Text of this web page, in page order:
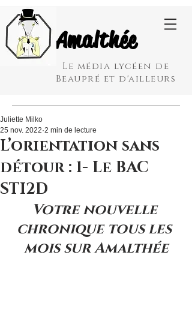
Amalthée
Le média lycéen de
Beaupré et d'ailleurs
L’orientation sans
détour : 1- Le BAC
STI2D
Juliette Milko
25 nov. 2022 2 min de lecture
Votre nouvelle
chronique tous les
mois sur Amalthée